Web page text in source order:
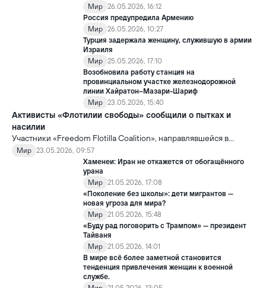
Мир 26.05.2026, 16:12
Россия предупредила Армению
Мир 26.05.2026, 10:27
Турция задержала женщину, служившую в армии
Израиля
Мир 25.05.2026, 17:10
Возобновила работу станция на
провинциальном участке железнодорожной
линии Хайратон–Мазари-Шариф
Мир 23.05.2026, 15:40
Активисты «Флотилии свободы» сообщили о пытках и
насилии
Участники «Freedom Flotilla Coalition», направлявшейся в
сектор Газа с гуманитарной помощью, заявили, что после
задержания со стороны Израиль подверглись пыткам и
жестокому обращению.
Мир 23.05.2026, 09:57
Хаменеи: Иран не откажется от обогащённого
урана
Мир 21.05.2026, 17:08
«Поколение без школы»: дети мигрантов —
новая угроза для мира?
Мир 21.05.2026, 15:48
«Буду рад поговорить с Трампом» — президент
Тайваня
Мир 21.05.2026, 14:01
В мире всё более заметной становится
тенденция привлечения женщин к военной
службе.